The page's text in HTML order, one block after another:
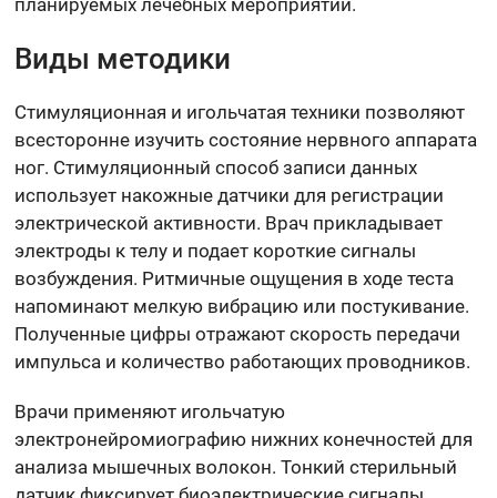
планируемых лечебных мероприятий.
Виды методики
Стимуляционная и игольчатая техники позволяют
всесторонне изучить состояние нервного аппарата
ног. Стимуляционный способ записи данных
использует накожные датчики для регистрации
электрической активности. Врач прикладывает
электроды к телу и подает короткие сигналы
возбуждения. Ритмичные ощущения в ходе теста
напоминают мелкую вибрацию или постукивание.
Полученные цифры отражают скорость передачи
импульса и количество работающих проводников.
Врачи применяют игольчатую
электронейромиографию нижних конечностей для
анализа мышечных волокон. Тонкий стерильный